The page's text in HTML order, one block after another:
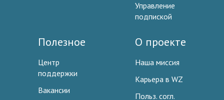
Управление
подпиской
Полезное
Центр
поддержки
Вакансии
О проекте
Наша миссия
Карьера в WZ
Польз. согл.